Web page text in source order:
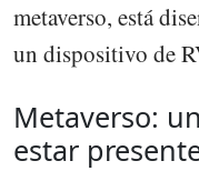
metaverso, está
un dispositivo de
Metaverso:
estar